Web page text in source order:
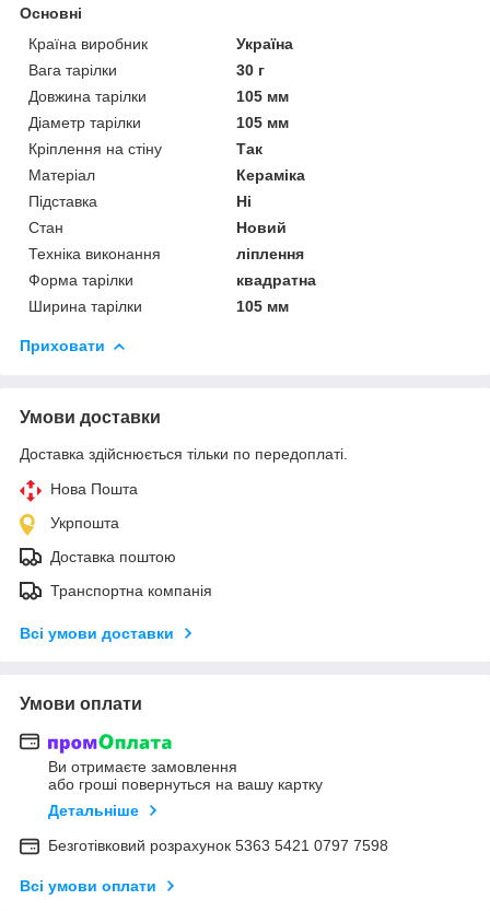
Основні
Країна виробник
Україна
Вага тарілки
30 г
Довжина тарілки
105 мм
Діаметр тарілки
105 мм
Кріплення на стіну
Так
Матеріал
Кераміка
Підставка
Ні
Стан
Новий
Техніка виконання
ліплення
Форма тарілки
квадратна
Ширина тарілки
105 мм
Приховати
Умови доставки
Доставка здійснюється тільки по передоплаті.
Нова Пошта
Укрпошта
Доставка поштою
Транспортна компанія
Всі умови доставки
Умови оплати
Ви отримаєте замовлення
або гроші повернуться на вашу картку
Детальніше
Безготівковий розрахунок 5363 5421 0797 7598
Всі умови оплати